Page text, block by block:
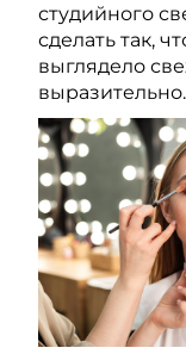
студийного
сделать так,
выглядело
выразительно.